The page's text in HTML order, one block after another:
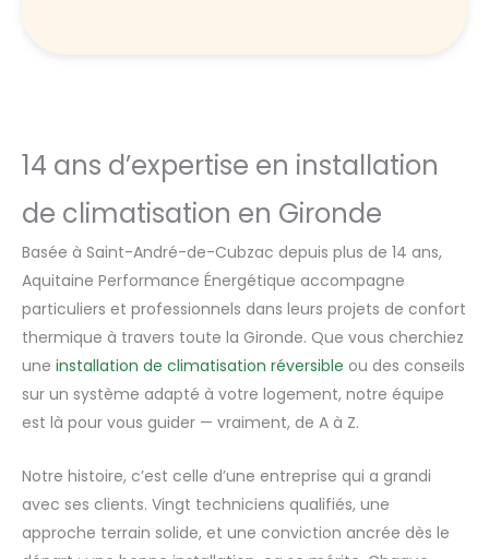
14 ans d’expertise en installation
de climatisation en Gironde
Basée à Saint-André-de-Cubzac depuis plus de 14 ans,
Aquitaine Performance Énergétique accompagne
particuliers et professionnels dans leurs projets de confort
thermique à travers toute la Gironde. Que vous cherchiez
une installation de climatisation réversible ou des conseils
sur un système adapté à votre logement, notre équipe
est là pour vous guider — vraiment, de A à Z.
Notre histoire, c’est celle d’une entreprise qui a grandi
avec ses clients. Vingt techniciens qualifiés, une
approche terrain solide, et une conviction ancrée dès le